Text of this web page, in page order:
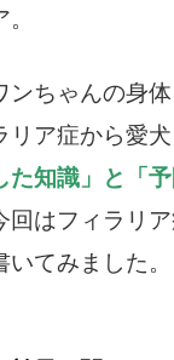
ンちゃんの身
ア症から愛犬
た知識」と「
回はフィラリ
てみました。